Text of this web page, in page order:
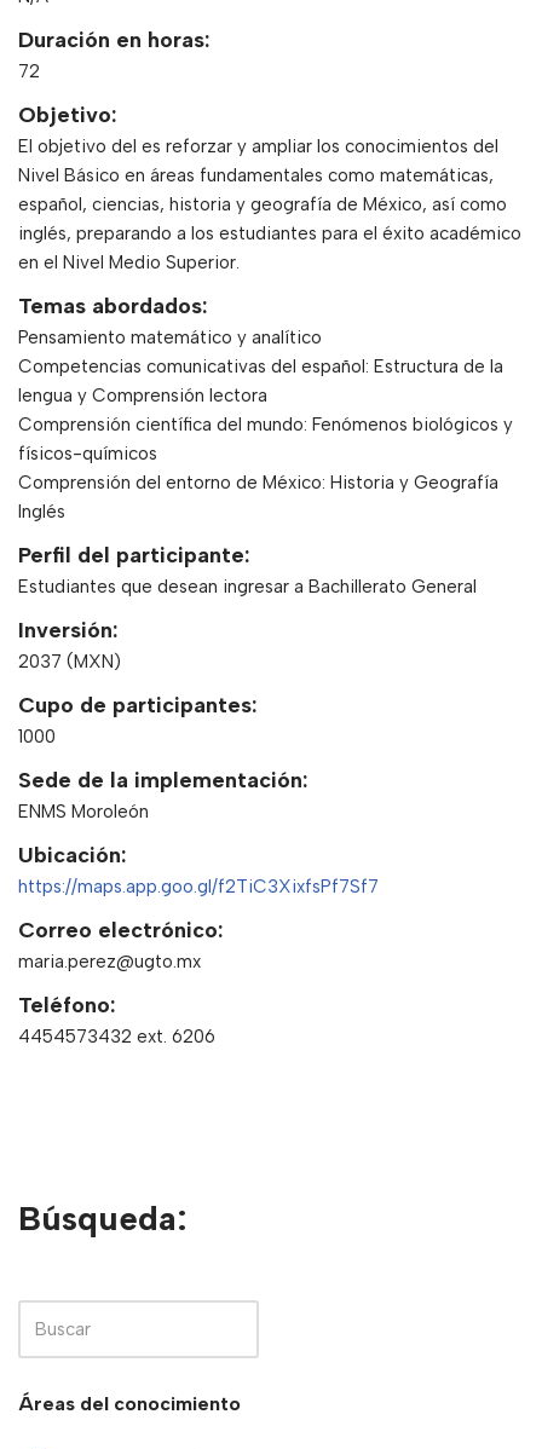
Duración en horas:
72
Objetivo:
El objetivo del es reforzar y ampliar los conocimientos del
Nivel Básico en áreas fundamentales como matemáticas,
español, ciencias, historia y geografía de México, así como
inglés, preparando a los estudiantes para el éxito académico
en el Nivel Medio Superior.
Temas abordados:
Pensamiento matemático y analítico
Competencias comunicativas del español: Estructura de la
lengua y Comprensión lectora
Comprensión científica del mundo: Fenómenos biológicos y
físicos-químicos
Comprensión del entorno de México: Historia y Geografía
Inglés
Perfil del participante:
Estudiantes que desean ingresar a Bachillerato General
Inversión:
2037 (MXN)
Cupo de participantes:
1000
Sede de la implementación:
ENMS Moroleón
Ubicación:
https://maps.app.goo.gl/f2TiC3XixfsPf7Sf7
Correo electrónico:
maria.perez@ugto.mx
Teléfono:
4454573432 ext. 6206
Búsqueda:
Áreas del conocimiento